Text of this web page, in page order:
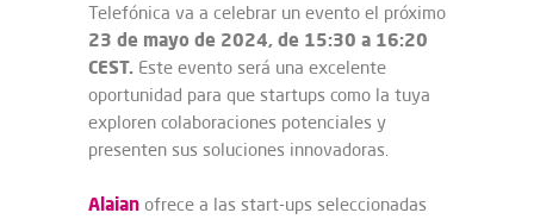
Telefónica va a celebrar un evento el próximo
23 de mayo de 2024, de 15:30 a 16:20
CEST. Este evento será una excelente
oportunidad para que startups como la tuya
exploren colaboraciones potenciales y
presenten sus soluciones innovadoras.
Alaian ofrece a las start-ups seleccionadas